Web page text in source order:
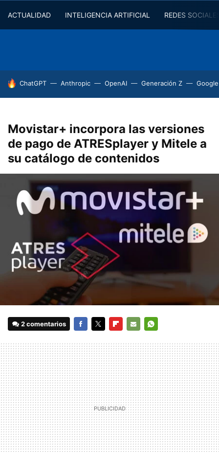
ACTUALIDAD INTELIGENCIA ARTIFICIAL REDES
HOY SE HABLA DE
ChatGPT Anthropic OpenAI Generación Z
Movistar+ incorpora las versiones
de pago de ATRESplayer y Mitele a
su catálogo de contenidos
2 comentarios
MAIL